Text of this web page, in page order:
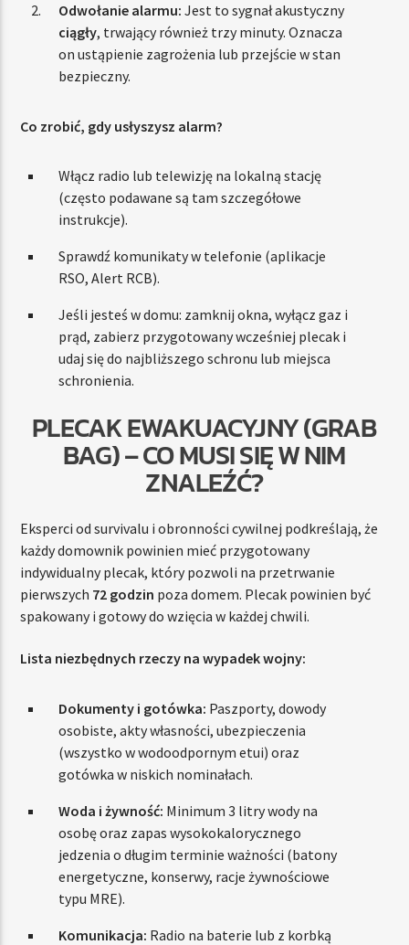
Odwołanie alarmu: Jest to sygnał akustyczny
ciągły, trwający również trzy minuty. Oznacza
on ustąpienie zagrożenia lub przejście w stan
bezpieczny.
Co zrobić, gdy usłyszysz alarm?
Włącz radio lub telewizję na lokalną stację
(często podawane są tam szczegółowe
instrukcje).
Sprawdź komunikaty w telefonie (aplikacje
RSO, Alert RCB).
Jeśli jesteś w domu: zamknij okna, wyłącz gaz i
prąd, zabierz przygotowany wcześniej plecak i
udaj się do najbliższego schronu lub miejsca
schronienia.
PLECAK EWAKUACYJNY (GRAB
BAG) – CO MUSI SIĘ W NIM
ZNALEŹĆ?
Eksperci od survivalu i obronności cywilnej podkreślają, że
każdy domownik powinien mieć przygotowany
indywidualny plecak, który pozwoli na przetrwanie
pierwszych 72 godzin poza domem. Plecak powinien być
spakowany i gotowy do wzięcia w każdej chwili.
Lista niezbędnych rzeczy na wypadek wojny:
Dokumenty i gotówka: Paszporty, dowody
osobiste, akty własności, ubezpieczenia
(wszystko w wodoodpornym etui) oraz
gotówka w niskich nominałach.
Woda i żywność: Minimum 3 litry wody na
osobę oraz zapas wysokokalorycznego
jedzenia o długim terminie ważności (batony
energetyczne, konserwy, racje żywnościowe
typu MRE).
Komunikacja: Radio na baterie lub z korbką